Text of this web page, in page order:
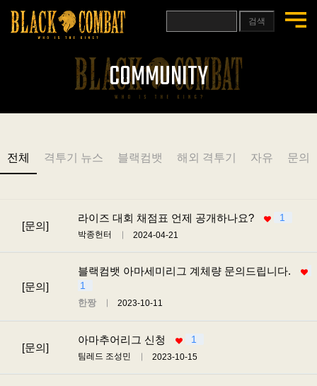
검색
COMMUNITY
전체 격투기 뉴스 블랙컴뱃 해외 격투기 자유 문의
[문의]
라이즈 대회 채점표 언제 공개하나요? 1
박종헌터 2024-04-21
[문의]
블랙컴뱃 아마세미리그 계체량 문의드립니다.
1
한짱 2023-10-11
[문의]
아마추어리그 신청 1
팀레드 조성민 2023-10-15